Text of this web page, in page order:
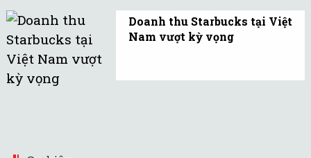
chính sách, thậm chí
muốn lập doanh nghiệp
mới ở các đặc khu để trốn
Doanh thu Starbucks tại Việt
Nam vượt kỳ vọng